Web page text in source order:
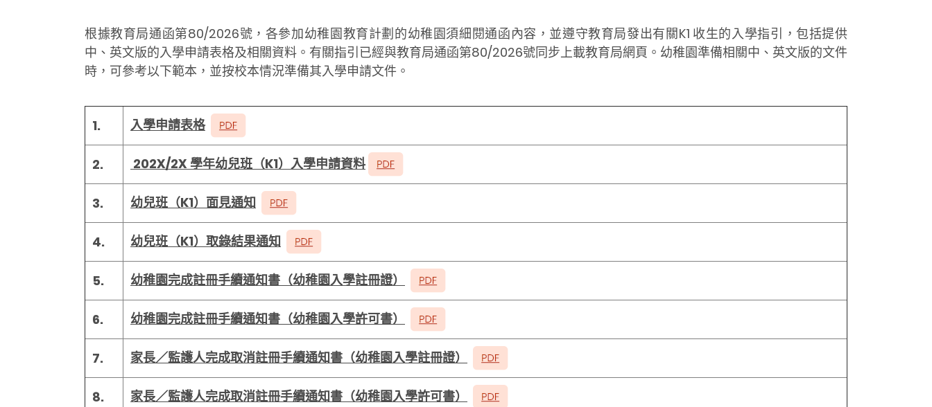
根據教育局通函第80/2026號，各參加幼稚園教育計劃的幼稚園須細閱通函內容，並遵守教育局發出有關K1 收生的入學指引，包括提供
中、英文版的入學申請表格及相關資料。有關指引已經與教育局通函第80/2026號同步上載教育局網頁。幼稚園準備相關中、英文版的文件
時，可參考以下範本，並按校本情況準備其入學申請文件。
1. 入學申請表格
2. 202X/2X 學年幼兒班（K1）入學申請資料
3. 幼兒班（K1）面見通知
4. 幼兒班（K1）取錄結果通知
5. 幼稚園完成註冊手續通知書（幼稚園入學註冊證）
6. 幼稚園完成註冊手續通知書（幼稚園入學許可書）
7. 家長／監護人完成取消註冊手續通知書（幼稚園入學註冊證）
8. 家長／監護人完成取消註冊手續通知書（幼稚園入學許可書）